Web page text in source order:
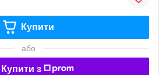
Купити
або
Купити з